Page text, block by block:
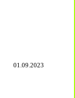
01.09.2023